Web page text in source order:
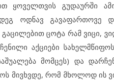
ყოველთვის გუდაურში
ოდნავ გავაფართოვე
ცოტა რამ ვიცი,
აქციები
მომცეს) და
მივხვდე, რომ მხოლოდ ის